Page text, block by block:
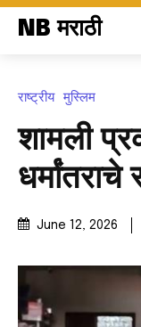
NB मराठी
राष्ट्रीय मुस्लिम
शामली
June 12, 2026